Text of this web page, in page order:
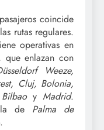
coincide
rutas regulares.
operativas en
que enlazan con
Weeze,
Cluj, Bolonia,
yMadrid.
de Palma de